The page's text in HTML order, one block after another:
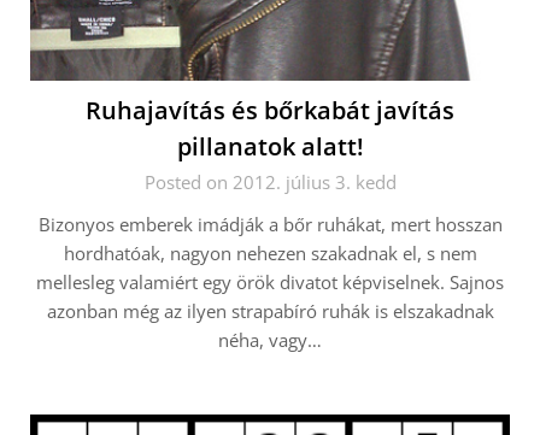
Ruhajavítás és bőrkabát javítás
pillanatok alatt!
Posted on 2012. július 3. kedd
Bizonyos emberek imádják a bőr ruhákat, mert hosszan
hordhatóak, nagyon nehezen szakadnak el, s nem
mellesleg valamiért egy örök divatot képviselnek. Sajnos
azonban még az ilyen strapabíró ruhák is elszakadnak
néha, vagy…